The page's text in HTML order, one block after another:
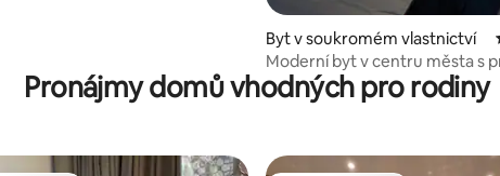
Byt v soukromém vlastnictví
Moderní byt v centru města s
terasou
Pronájmy domů vhodných pro rodiny